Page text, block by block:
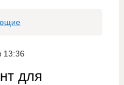
13:36
для